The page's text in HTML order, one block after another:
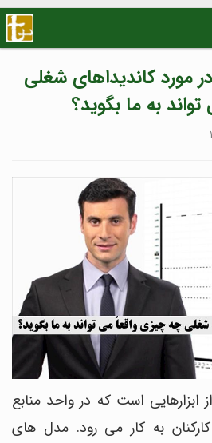
کاندیداهای شغلی
به ما بگوید؟
است که در واحد منابع
به کار می رود. مدل های